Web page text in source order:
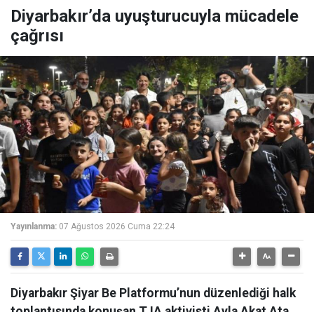
Diyarbakır’da uyuşturucuyla mücadele
çağrısı
Yayınlanma: 07 Ağustos 2026 Cuma 22:24
Diyarbakır Şiyar Be Platformu’nun düzenlediği halk